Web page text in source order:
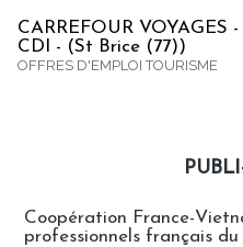
CARREFOUR VOYAGES
CDI - (St Brice (77))
OFFRES D'EMPLOI TOURISME
Coopération France-
professionnels français